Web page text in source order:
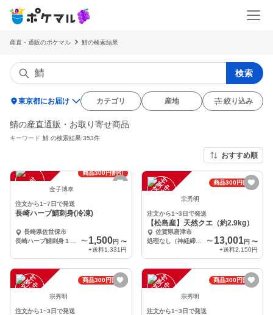
産直・通販のポケマル 鯖の検索結果
検索
location_on東京都にお届け カテゴリ 産地 絞り込み
鯖の産直通販・お取り寄せ商品
キーワード 鯖 の検索結果:353件
おすすめ順
注
文
受
付
停
止
商品300円割引
金子博幸
注文から1~7日で発送
長崎ハーブ鯖刺身(冷凍)
長崎県佐世保市
〜 1,500円 〜
+送料1,331円
注
文
受
付
停
止
中
商品300円割引
宗秀明
注文から1~3日で発送
【松島産】天然クエ（約2.9kg）
佐賀県唐津市
処理なし（神経締め、血抜きのみ）
〜 13,001円 〜
+送料2,150円
注
文
受
付
停
止
中
商品300円割引
宗秀明
注文から1~3日で発送
注
文
受
付
停
止
中
商品300円割引
宗秀明
注文から1~3日で発送